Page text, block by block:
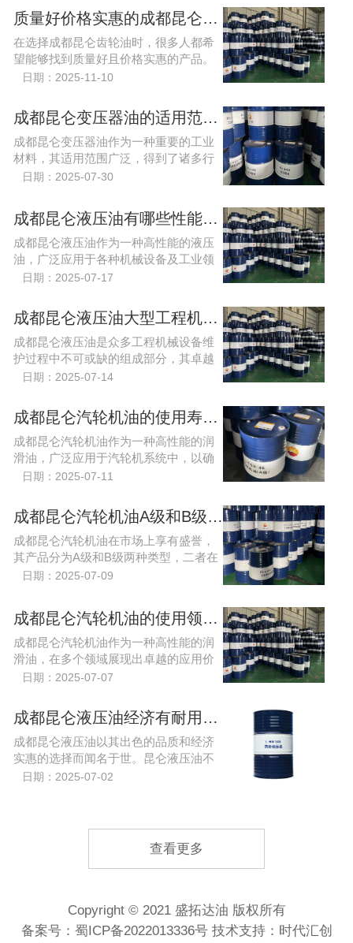
质量好价格实惠的成都昆仑齿轮油怎么选？
在选择成都昆仑齿轮油时，很多人都希
望能够找到质量好且价格实惠的产品。
齿轮油作为机械设备中不可或缺的一种
使用寿命。
日期：2025-11-10
成都昆仑变压器油的适用范围广吗？
成都昆仑变压器油作为一种重要的工业
材料，其适用范围广泛，得到了诸多行
业的青睐。
日期：2025-07-30
成都昆仑液压油有哪些性能特点？
成都昆仑液压油作为一种高性能的液压
油，广泛应用于各种机械设备及工业领
域。其独特的性能特点，使其成为众多
油具有优异的抗磨损性，
日期：2025-07-17
成都昆仑液压油大型工程机械设备保养润滑油？
成都昆仑液压油​是众多工程机械设备维
护过程中不可或缺的组成部分，其卓越
的润滑性能为各类机械提供了可靠的保
工作环境下，昆仑液压油...
日期：2025-07-14
成都昆仑汽轮机油的使用寿命多久？
成都昆仑汽轮机油作为一种高性能的润
滑油，广泛应用于汽轮机系统中，以确
保设备高效、安全地运转。其使用寿命
性能密切相关
日期：2025-07-11
成都昆仑汽轮机油A级和B级有什么不同？
成都昆仑汽轮机油在市场上享有盛誉，
其产品分为A级和B级两种类型，二者在
性能与应用范围上存在着明显的差异。
日期：2025-07-09
成都昆仑汽轮机油的使用领域有哪些？
成都昆仑汽轮机油作为一种高性能的润
滑油，在多个领域展现出卓越的应用价
值。其主要使用领域包括电力行业、石
日期：2025-07-07
成都昆仑液压油经济有耐用的润滑油？
成都昆仑液压油以其出色的品质和经济
实惠的选择而闻名于世。昆仑液压油不
仅在市场上占有一席之地，更因其耐用
日期：2025-07-02
查看更多
Copyright © 2021 盛拓达油 版权所有
备案号： 蜀ICP备2022013336号技术支持：时代汇创